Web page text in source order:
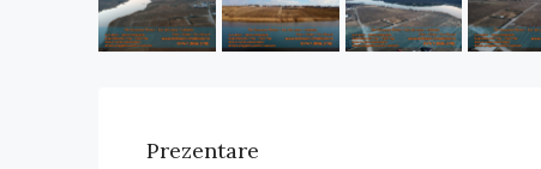
Prezentare